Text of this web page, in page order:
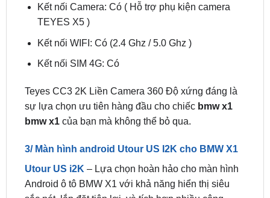
Kết nối WIFI: Có (2.4 Ghz / 5.0 Ghz )
Teyes CC3 2K Liền Camera 360 Độ xứng đáng là
bmw x1của bạn mà không thể bỏ qua.
3/ Màn hình android Utour US I2K cho BMW X1
Android ô tô BMW X1 với khả năng hiển thị siêu
sắc nét, lắp đặt tiện lợi, và tích hợp nhiều công
nghệ đỉnh cao !!!!!